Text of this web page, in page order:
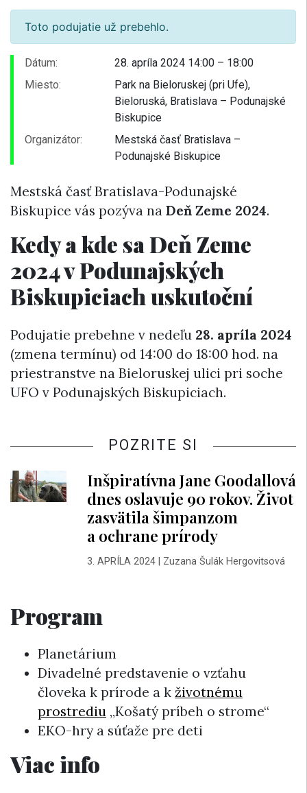
Toto podujatie už prebehlo.
Dátum:
28. apríla 2024 14:00 – 18:00
Miesto:
Park na Bieloruskej (pri Ufe),
Bieloruská, Bratislava – Podunajské
Biskupice
Organizátor:
Mestská časť Bratislava –
Podunajské Biskupice
Mestská časť Bratislava-Podunajské
Biskupice vás pozýva na Deň Zeme 2024.
Kedy a kde sa Deň Zeme
2024 v Podunajských
Biskupiciach uskutoční
Podujatie prebehne v nedeľu 28. apríla 2024
(zmena termínu) od 14:00 do 18:00 hod. na
priestranstve na Bieloruskej ulici pri soche
UFO v Podunajských Biskupiciach.
POZRITE SI
Inšpiratívna Jane Goodallová
dnes oslavuje 90 rokov. Život
zasvätila šimpanzom
a ochrane prírody
3. APRÍLA 2024| Zuzana Šulák Hergovitsová
Program
Planetárium
Divadelné predstavenie o vzťahu
človeka k prírode a k životnému
prostrediu „Košatý príbeh o strome“
EKO-hry a súťaže pre deti
Viac info